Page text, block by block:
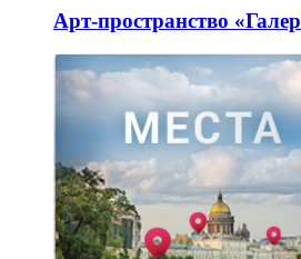
Арт-пространство